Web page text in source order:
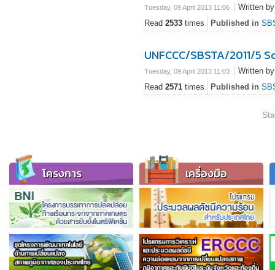
Tuesday, 09 April 2013 11:06
Written
Read 2533 times Published in
UNFCCC/SBSTA/2011/
Tuesday, 09 April 2013 11:03
Written
Read 2571 times Published in
โครงการ เครื่องมือ